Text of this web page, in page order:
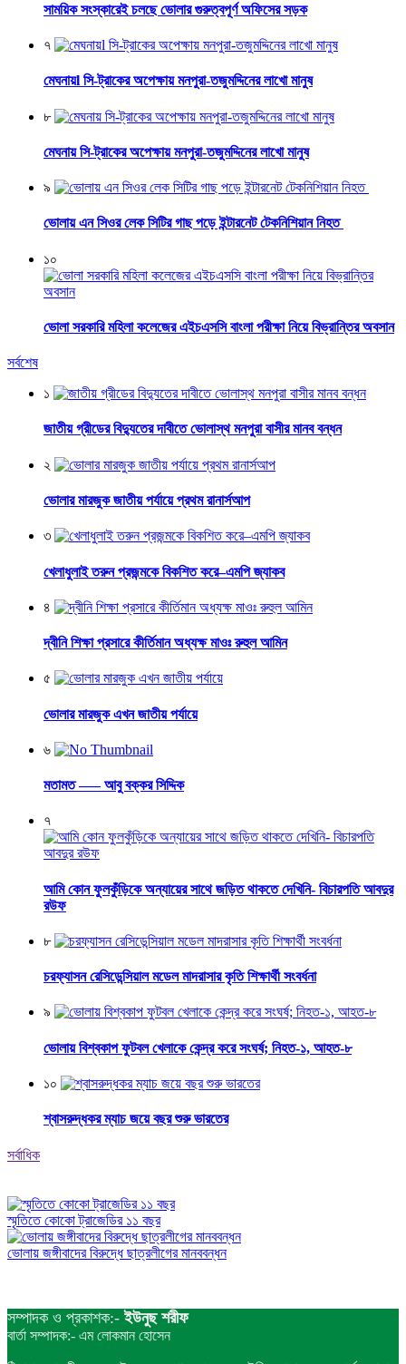
সাময়িক সংস্কারেই চলছে ভোলার গুরুত্বপূর্ণ অফিসের সড়ক
৭
মেঘনায়l সি-ট্রাকের অপেক্ষায় মনপুরা-তজুমদ্দিনের লাখো মানুষ
৮
মেঘনায় সি-ট্রাকের অপেক্ষায় মনপুরা-তজুমদ্দিনের লাখো মানুষ
৯
ভোলায় এন সিওর লেক সিটির গাছ পড়ে ইন্টারনেট টেকনিশিয়ান নিহত
১০
ভোলা সরকারি মহিলা কলেজের এইচএসসি বাংলা পরীক্ষা নিয়ে বিভ্রান্তির অবসান
সর্বশেষ
১
জাতীয় গ্রীডের বিদ্যুতের দাবীতে ভোলাস্থ মনপুরা বাসীর মানব বন্ধন
২
ভোলার মারজুক জাতীয় পর্যায়ে প্রথম রানার্সআপ
৩
খেলাধুলাই তরুন প্রজন্মকে বিকশিত করে–এমপি জ্যাকব
৪
দ্বীনি শিক্ষা প্রসারে কীর্তিমান অধ্যক্ষ মাওঃ রুহুল আমিন
৫
ভোলার মারজুক এখন জাতীয় পর্যায়ে
৬
মতামত —– আবু বক্কর সিদ্দিক
৭
আমি কোন ফুলকুঁড়িকে অন্যায়ের সাথে জড়িত থাকতে দেখিনি- বিচারপতি আবদুর
রউফ
৮
চরফ্যাসন রেসিডেন্সিয়াল মডেল মাদরাসার কৃতি শিক্ষার্থী সংবর্ধনা
৯
ভোলায় বিশ্বকাপ ফুটবল খেলাকে কেন্দ্র করে সংঘর্ষ; নিহত-১, আহত-৮
১০
শ্বাসরুদ্ধকর ম্যাচ জয়ে বছর শুরু ভারতের
সর্বাধিক
স্মৃতিতে কোকো ট্রাজেডির ১১ বছর
ভোলায় জঙ্গীবাদের বিরুদ্ধে ছাত্রলীগের মানববন্ধন
সম্পাদক ও প্রকাশক:-ইউনুছ শরীফ
বার্তা সম্পাদক:- এম লোকমান হোসেন